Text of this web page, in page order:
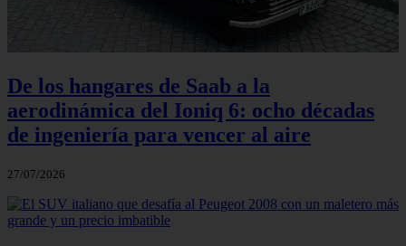
De los hangares de Saab a la
aerodinámica del Ioniq 6: ocho décadas
de ingeniería para vencer al aire
27/07/2026